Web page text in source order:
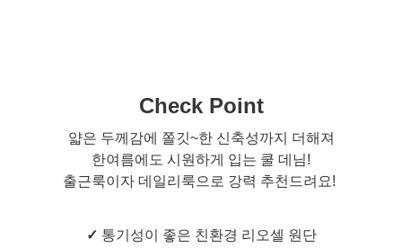
Check Point
얇은 두께감에 쫄깃~한 신축성까지 더해져
한여름에도 시원하게 입는 쿨 데님!
출근룩이자 데일리룩으로 강력 추천드려요!
✓ 통기성이 좋은 친환경 리오셀 원단